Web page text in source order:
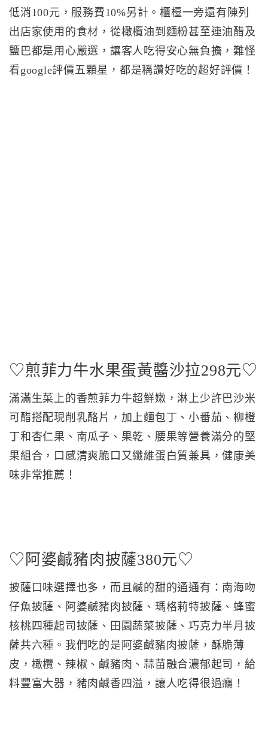
低消100元，服務費10%另計。櫃檯一旁還有陳列
出店家使用的食材，從橄欖油到麵粉甚至連油醋及
鹽巴都是用心嚴選，讓客人吃得安心無負擔，難怪
看google評價五顆星，都是稱讚好吃的超好評價！
♡煎菲力牛水果蛋黃醬沙拉298元♡
滿滿生菜上的香煎菲力牛超鮮嫩，淋上少許巴沙米
可醋搭配現削乳酪片，加上麵包丁、小番茄、柳橙
丁和杏仁果、南瓜子、果乾、腰果等營養滿分的堅
果組合，口感清爽脆口又纖維蛋白質兼具，健康美
味非常推薦！
♡阿婆鹹豬肉披薩380元♡
披薩口味選擇也多，而且鹹的甜的通通有：南海吻
仔魚披薩、阿婆鹹豬肉披薩、瑪格莉特披薩、蜂蜜
核桃四種起司披薩、田園蔬菜披薩、巧克力半月披
薩共六種。我們吃的是阿婆鹹豬肉披薩，酥脆薄
皮，橄欖、辣椒、鹹豬肉、蒜苗融合濃郁起司，給
料豐富大器，豬肉鹹香四溢，讓人吃得很過癮！